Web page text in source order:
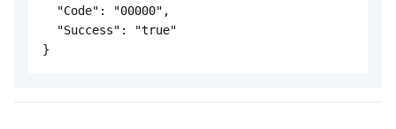
  "Code": "00000",
  "Success": "true"
}